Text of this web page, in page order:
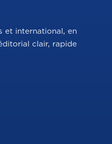
et international, en
clair, rapide